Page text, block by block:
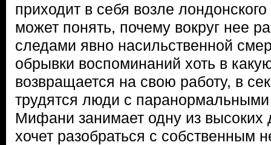
приходит в себя возле
может понять, почему вокруг нее
следами явно насильственной
обрывки воспоминаний хоть в
возвращается на свою работу, в
трудятся люди с
Мифани занимает одну из
хочет разобраться с